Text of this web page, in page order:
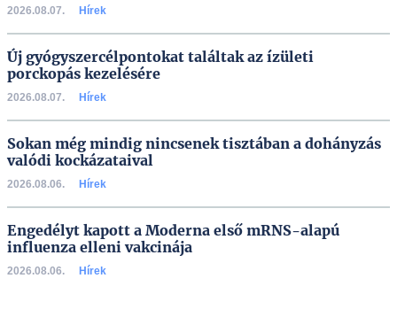
2026.08.07. Hírek
Új gyógyszercélpontokat találtak az ízületi
porckopás kezelésére
2026.08.07. Hírek
Sokan még mindig nincsenek tisztában a dohányzás
valódi kockázataival
2026.08.06. Hírek
Engedélyt kapott a Moderna első mRNS-alapú
influenza elleni vakcinája
2026.08.06. Hírek